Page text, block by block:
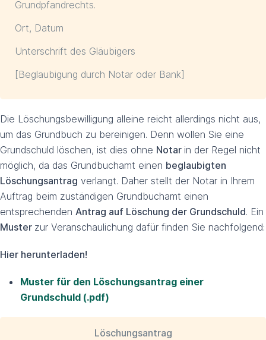
Grundpfandrechts.
Ort, Datum
Unterschrift des Gläubigers
[Beglaubigung durch Notar oder Bank]
Die Löschungsbewilligung alleine reicht allerdings nicht aus,
um das Grundbuch zu bereinigen. Denn wollen Sie eine
Grundschuld löschen, ist dies ohne Notar in der Regel nicht
möglich, da das Grundbuchamt einen beglaubigten
Löschungsantrag verlangt. Daher stellt der Notar in Ihrem
Auftrag beim zuständigen Grundbuchamt einen
entsprechenden Antrag auf Löschung der Grundschuld. Ein
Muster zur Veranschaulichung dafür finden Sie nachfolgend:
Hier herunterladen!
Muster für den Löschungsantrag einer
Grundschuld (.pdf)
Löschungsantrag